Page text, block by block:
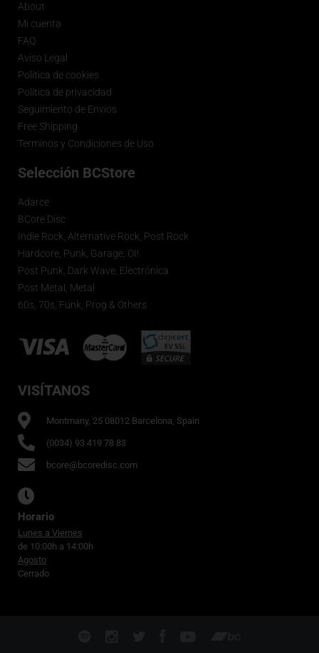
About
Mi cuenta
FAQ
Aviso Legal
Política de cookies
Política de privacidad
Seguimiento de Envios
Free Shipping
Terminos y Condiciones de Uso
Selección BCStore
Adarce
BCore Disc
Indie Rock, Alternative Rock, Post Rock
Hardcore, Punk, Garage, OI!
Post Punk, Dark Wave, Electrónica
Post Metal, Metal
60s, 70s, Funk, Prog & Others
VISÍTANOS
Montmany, 25 08012 Barcelona, Spain
(0034) 93 419 78 83
bcore@bcoredisc.com
Horario
Lunes a Viernes
de 10:00h a 14:00h
Agosto
Cerrado